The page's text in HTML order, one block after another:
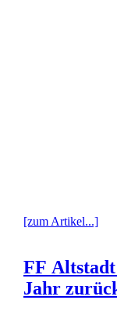
[zum Artikel...]
FF
Jahr